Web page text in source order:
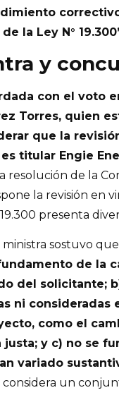
la Ley N°
y
con el voto
Torres, quien
que la
titular Engie
resolución de la
la revisión en
presenta
sostuvo
de la
del solicitante;
ni consideradas
como el
y c) no se
variado
considera un